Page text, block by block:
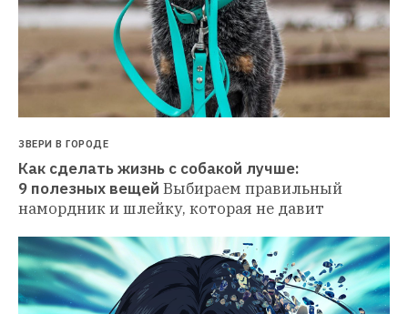
ЗВЕРИ В ГОРОДЕ
Как сделать жизнь с собакой лучше:
9 полезных вещей Выбираем правильный
намордник и шлейку, которая не давит